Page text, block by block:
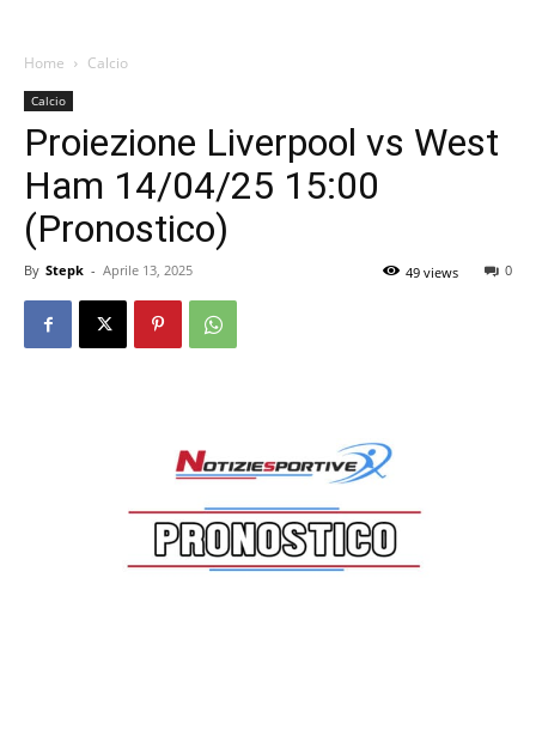
Home Calcio
Calcio
Proiezione Liverpool vs West
Ham 14/04/25 15:00
(Pronostico)
By Stepk - Aprile 13, 2025 0
49 views